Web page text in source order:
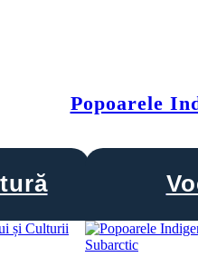
Popoarele